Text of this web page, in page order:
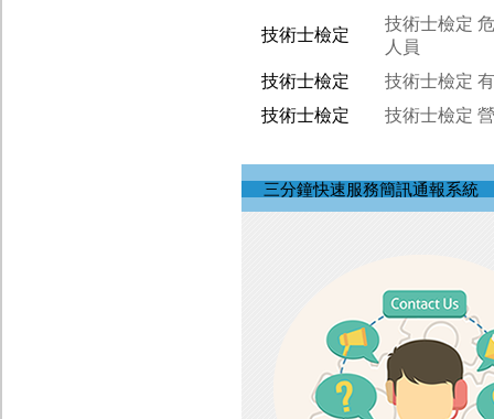
技術士檢定
技術士檢定
人員
技術士檢定
技術士檢定
技術士檢定
技術士檢定
三分鐘快速服務簡訊通報系統